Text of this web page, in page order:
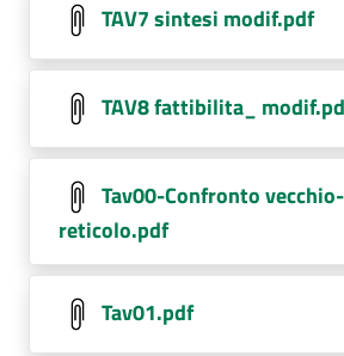
TAV7 sintesi modif.pdf
TAV8 fattibilita_
Tav00-Confronto
reticolo.pdf
Tav01.pdf